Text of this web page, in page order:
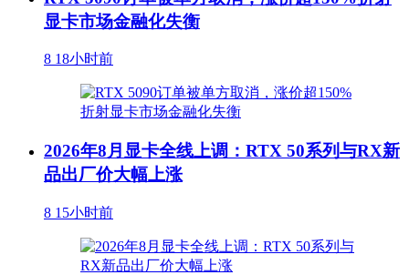
显卡市场金融化失衡
8 18小时前
2026年8月显卡全线上调：RTX 50系列与RX新
品出厂价大幅上涨
8 15小时前